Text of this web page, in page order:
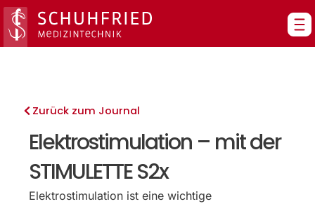
Zum
Inhalt
springen
Zurück zum Journal
Elektrostimulation – mit der
STIMULETTE S2x
Elektrostimulation ist eine wichtige